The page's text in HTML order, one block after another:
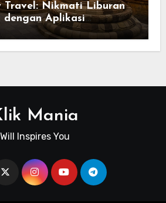
Travel: Nikmati Liburan
dengan Aplikasi
Mania
Will Inspires You